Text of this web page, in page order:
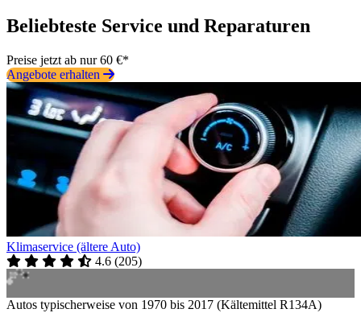
Beliebteste Service und Reparaturen
Preise jetzt ab nur 60 €*
Angebote erhalten
Klimaservice (ältere Auto)
4.6 (205)
Autos typischerweise von 1970 bis 2017 (Kältemittel R134A)